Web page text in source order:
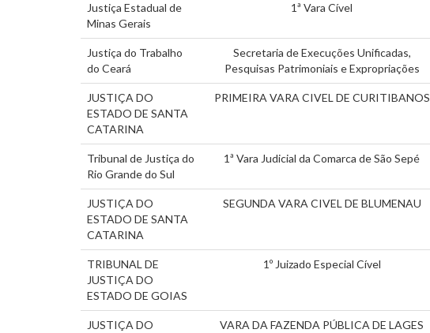
Justiça Estadual de
Minas Gerais
1ª Vara Cível
Justiça do Trabalho
do Ceará
Secretaria de Execuções Unificadas,
Pesquisas Patrimoniais e Expropriações
JUSTIÇA DO
ESTADO DE SANTA
CATARINA
PRIMEIRA VARA CIVEL DE CURITIBANOS
Tribunal de Justiça do
Rio Grande do Sul
1ª Vara Judicial da Comarca de São Sepé
JUSTIÇA DO
ESTADO DE SANTA
CATARINA
SEGUNDA VARA CIVEL DE BLUMENAU
TRIBUNAL DE
JUSTIÇA DO
ESTADO DE GOIAS
1º Juizado Especial Cível
JUSTIÇA DO
VARA DA FAZENDA PÚBLICA DE LAGES